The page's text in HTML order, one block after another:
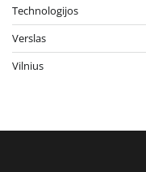
Technologijos
Verslas
Vilnius